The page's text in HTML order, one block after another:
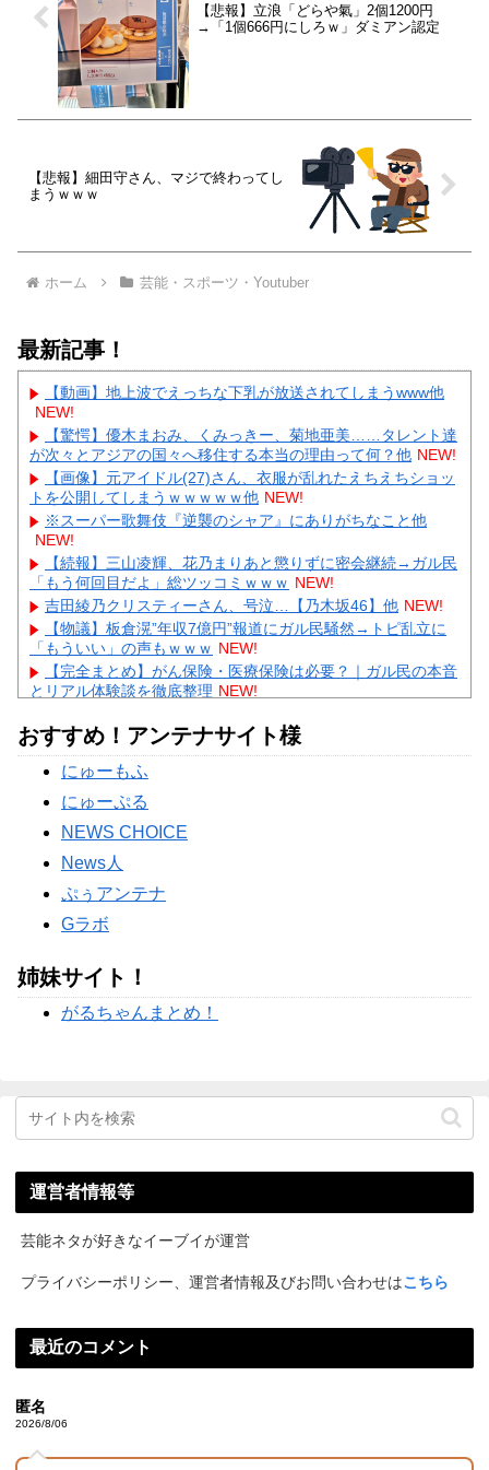
【悲報】立浪「どらや氣」2個1200円
→「1個666円にしろｗ」ダミアン認定
【悲報】細田守さん、マジで終わってし
まうｗｗｗ
ホーム 芸能・スポーツ・Youtuber
最新記事！
【動画】地上波でえっちな下乳が放送されてしまうwww他
NEW!
【驚愕】優木まおみ、くみっきー、菊地亜美……タレント達
が次々とアジアの国々へ移住する本当の理由って何？他 NEW!
【画像】元アイドル(27)さん、衣服が乱れたえちえちショッ
トを公開してしまうｗｗｗｗｗ他 NEW!
※スーパー歌舞伎『逆襲のシャア』にありがちなこと他
NEW!
【続報】三山凌輝、花乃まりあと懲りずに密会継続→ガル民
「もう何回目だよ」総ツッコミｗｗｗ NEW!
吉田綾乃クリスティーさん、号泣…【乃木坂46】他 NEW!
【物議】板倉滉”年収7億円”報道にガル民騒然→トピ乱立に
「もういい」の声もｗｗｗ NEW!
【完全まとめ】がん保険・医療保険は必要？｜ガル民の本音
とリアル体験談を徹底整理 NEW!
民「庄司は普通にイケメン」総ツッコミｗｗｗ
【物議】田中みな実、結婚&妊娠発表後初登場→10cmヒール
にガル民総ツッコミｗｗｗ
Powered by livedoor 相互RSS
おすすめ！アンテナサイト様
にゅーもふ
にゅーぷる
NEWS CHOICE
News人
ぷぅアンテナ
Gラボ
姉妹サイト！
がるちゃんまとめ！
運営者情報等
芸能ネタが好きなイーブイが運営
プライバシーポリシー、運営者情報及びお問い合わせはこちら
最近のコメント
匿名
2026/8/06